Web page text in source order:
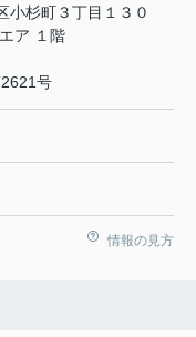
小杉町３丁目１３０
ア １階
号
情報の見方